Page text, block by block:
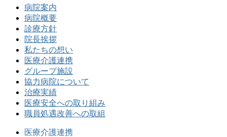
病院案内
病院概要
診療方針
院長挨拶
私たちの想い
医療介護連携
グループ施設
協力病院について
治療実績
医療安全への取り組み
職員処遇改善への取組
医療介護連携